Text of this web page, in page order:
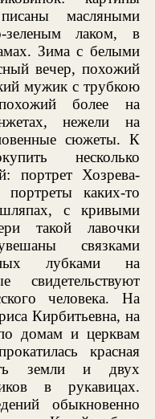
масляными
зеленым лаком, в
Зима с белыми
вечер, похожий
мужик с трубкою
более на
нежели на
сюжеты. К
несколько
портрет Хозрева-
каких-то
с кривыми
такой лавочки
связками
лубками на
свидетельствуют
человека. На
Кирбитьевна, на
домам и церквам
красная
земли и двух
в рукавицах.
обыкновенно